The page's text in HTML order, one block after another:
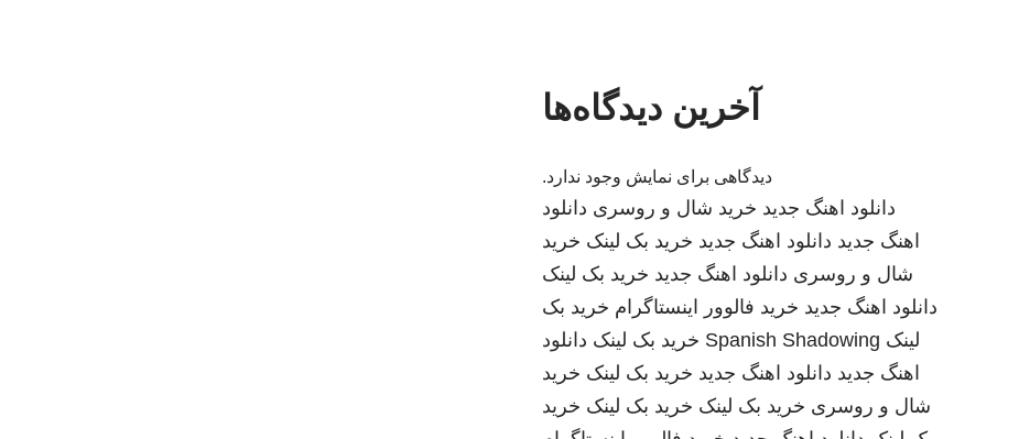
آخرین دیدگاه‌ها
دیدگاهی برای نمایش وجود ندارد.
دانلود اهنگ جدید خرید شال و روسری دانلود
اهنگ جدید دانلود اهنگ جدید خرید بک لینک خرید
شال و روسری دانلود اهنگ جدید خرید بک لینک
دانلود اهنگ جدید خرید فالوور اینستاگرام خرید بک
لینک Spanish Shadowing خرید بک لینک دانلود
اهنگ جدید دانلود اهنگ جدید خرید بک لینک خرید
شال و روسری خرید بک لینک خرید بک لینک خرید